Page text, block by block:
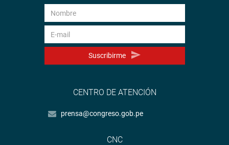
Suscribirme
CENTRO DE ATENCIÓN
prensa@congreso.gob.pe
CNC